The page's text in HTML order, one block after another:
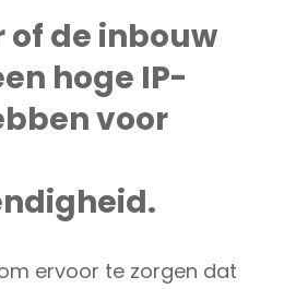
of de inbouw
hoge IP-
voor
ervoor te zorgen dat